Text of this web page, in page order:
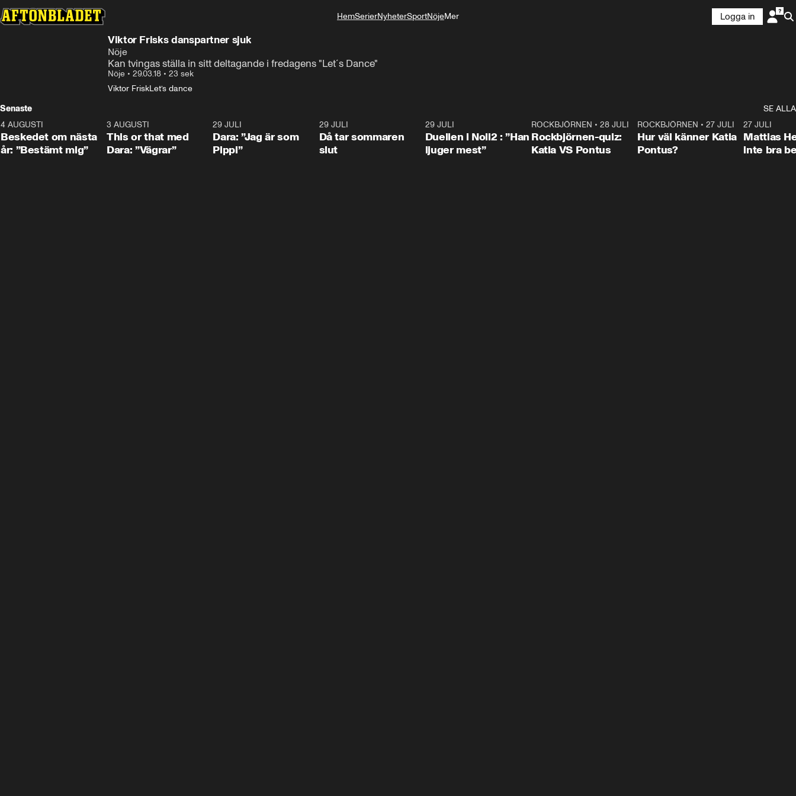
HemSerierNyheterSportNöjeMer
Logga in
Viktor Frisks danspartner sjuk
Nöje
Kan tvingas ställa in sitt deltagande i fredagens "Let´s Dance"
Nöje • 29.03.18 • 23 sek
Viktor FriskLet’s dance
Senaste
SE ALLA
0:24
4 AUGUSTI
Beskedet om nästa
år: ”Bestämt mig”
1:02
3 AUGUSTI
This or that med
Dara: ”Vägrar”
29 JULI
Dara: ”Jag är som
Pippi”
29 JULI
Då tar sommaren
slut
29 JULI
Duellen i Noll2 : ”Han
ljuger mest”
0:15
ROCKBJÖRNEN • 28 JULI
Rockbjörnen-quiz:
Katia VS Pontus
0:46
ROCKBJÖRNEN •27 JULI
Hur väl känner Katia
Pontus?
27 JULI
Mattias
inte bra